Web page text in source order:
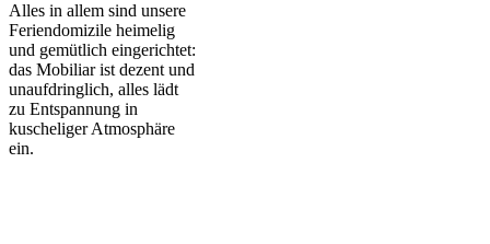
Alles in allem sind unsere
Feriendomizile heimelig
und gemütlich eingerichtet:
das Mobiliar ist dezent und
unaufdringlich, alles lädt
zu Entspannung in
kuscheliger Atmosphäre
ein.